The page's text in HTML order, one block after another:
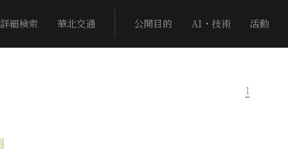
詳細検索 華北交通 公開目的 AI・技術 活動
1